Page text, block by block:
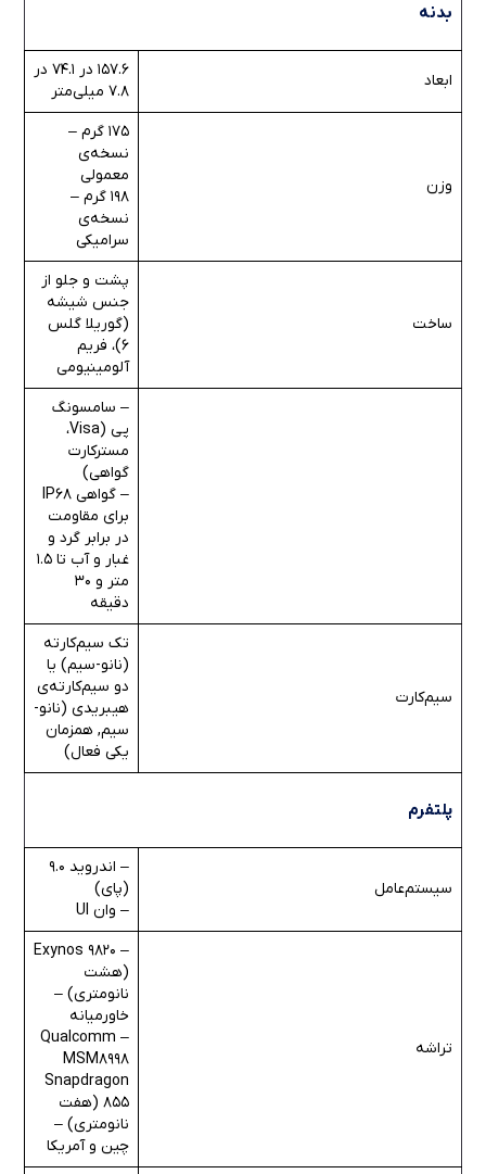
بدنه
ابعاد
157.6 در 74.1 در
7.8 میلی‌متر
وزن
175 گرم –
نسخه‌ی
معمولی
198 گرم –
نسخه‌ی
سرامیکی
ساخت
پشت و جلو از
جنس شیشه
(گوریلا گلس
6)، فریم
آلومینیومی
– سامسونگ
پی (Visa،
مسترکارت
گواهی)
– گواهی IP68
برای مقاومت
در برابر گرد و
غبار و آب تا 1.5
متر و 30
دقیقه
سیم‌کارت
تک سیم‌کارته
(نانو-سیم) یا
دو سیم‌کارته‌ی
هیبریدی (نانو-
سیم, همزمان
یکی فعال)
پلتفرم
سیستم‌عامل
– اندروید 9.0
(پای)
– وان UI
تراشه
– Exynos 9820
(هشت
نانومتری) –
خاورمیانه
– Qualcomm
MSM8998
Snapdragon
855 (هفت
نانومتری) –
چین و آمریکا